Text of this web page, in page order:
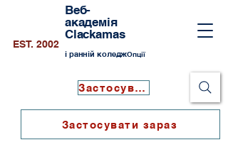
Веб-
академія
Clackamas
і ранній коледжОпції
EST. 2002
Застосувати зараз
Застосувати зараз